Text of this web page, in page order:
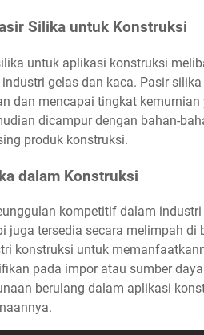
Silika untuk Konstruksi
untuk aplikasi konstruksi
gelas dan kaca. Pasir
dan mencapai tingkat
dicampur dengan bahan-
produk konstruksi.
dalam Konstruksi
kompetitif dalam
juga tersedia secara melimpah
konstruksi untuk
pada impor atau sumber
berulang dalam aplikasi